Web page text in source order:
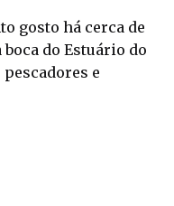
gosto há cerca de
do Estuário do
e